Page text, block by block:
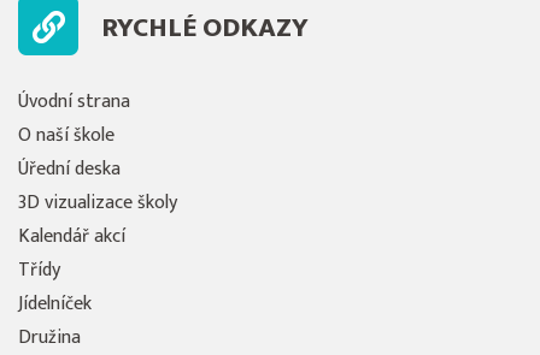
RYCHLÉ ODKAZY
Úvodní strana
O naší škole
Úřední deska
3D vizualizace školy
Kalendář akcí
Třídy
Jídelníček
Družina